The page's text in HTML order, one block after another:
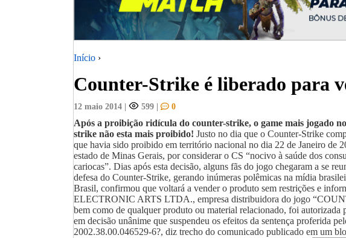
Início ›
Counter-Strike é liberado para
12 maio 2014 | 599 | 0
Após a proibição ridícula do counter-strike, o game mais jogado
strike não esta mais proibido! Justo no dia que o Counter-Strike
que havia sido proibido em território nacional no dia 22 de Janeiro de
estado de Minas Gerais, por considerar o CS “nocivo à saúde dos
cariocas”. Dias após esta decisão, alguns fãs do jogo chegaram a se
defesa do Counter-Strike, gerando inúmeras polêmicas na mídia
Brasil, confirmou que voltará a vender o produto sem restrições e
ELECTRONIC ARTS LTDA., empresa distribuidora do jogo
bem como de qualquer produto ou material relacionado, foi
em decisão unânime que suspendeu os efeitos da sentença proferida
2002.38.00.046529-6?, diz trecho do comunicado publicado em um